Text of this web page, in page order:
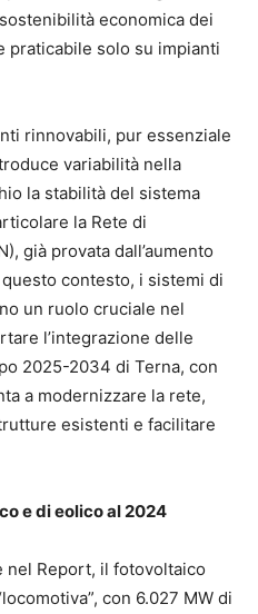
economica dei
praticabile solo su impianti
rinnovabili, pur essenziale
variabilità nella
la stabilità del sistema
la Rete di
già provata dall’aumento
contesto, i sistemi di
un ruolo cruciale nel
l’integrazione delle
2025-2034 di Terna, con
a modernizzare la rete,
esistenti e facilitare
e di eolico al 2024
nel Report, il fotovoltaico
con 6.027 MW di